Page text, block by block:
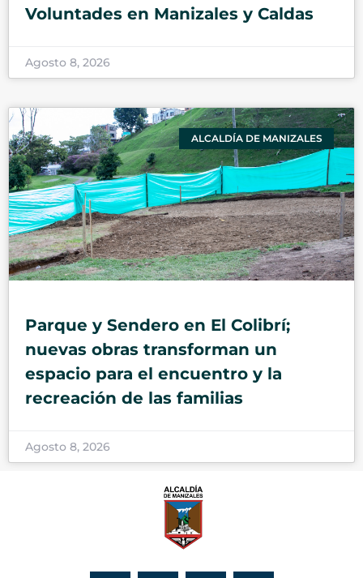
Voluntades en Manizales y Caldas
Agosto 8, 2026
ALCALDÍA DE MANIZALES
Parque y Sendero en El Colibrí;
nuevas obras transforman un
espacio para el encuentro y la
recreación de las familias
Agosto 8, 2026